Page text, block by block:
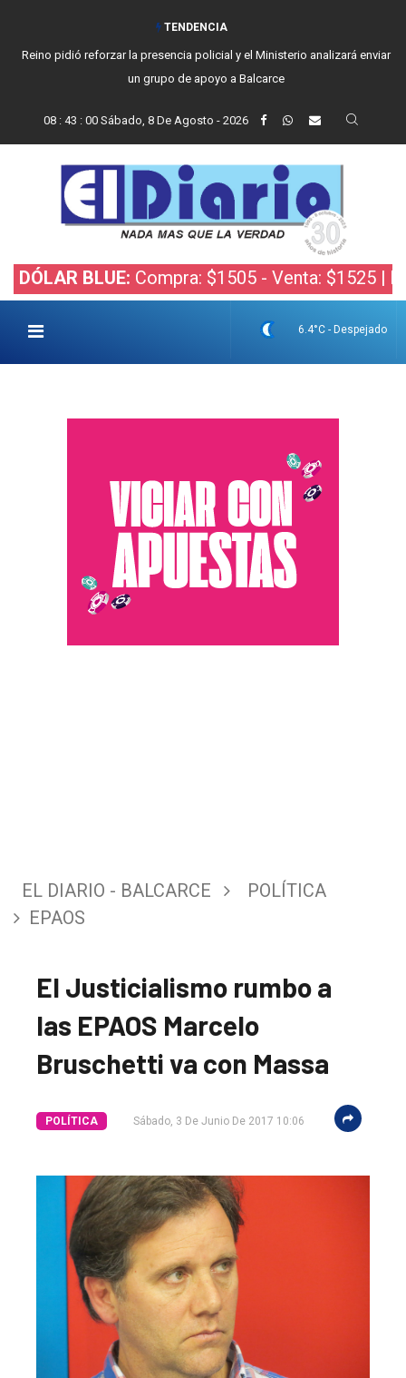
TENDENCIA
Reino pidió reforzar la presencia policial y el Ministerio analizará enviar
un grupo de apoyo a Balcarce
08 : 43 : 01 Sábado, 8 De Agosto - 2026
BLUE:Compra: $1505 - Venta: $1525 |DÓLAR
6.4°C - Despejado
El
DIARIO
Balcarce
Inicio
Tendencia
EL DIARIO - BALCARCE
POLÍTICA
EPAOS
El Justicialismo rumbo a
las EPAOS Marcelo
Bruschetti va con Massa
POLÍTICA Sábado, 3 De Junio De 2017 10:06